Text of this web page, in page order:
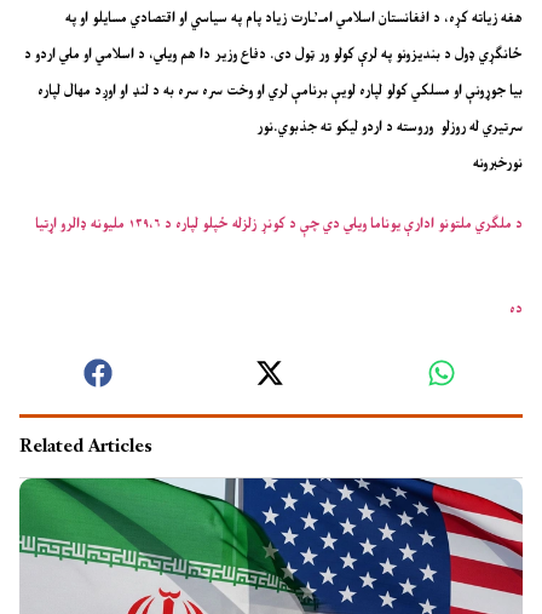
هغه زیاته کړه، د افغانستان اسلامي امـ’ـارت زیاد پام په سیاسي او اقتصادي مسایلو او په
ځانګړي ډول د بندیزونو په لرې کولو ور ټول دی. دفاع وزیر دا هم ویلي، د اسلامي او ملي اردو د
بیا جوړونې او مسلکي کولو لپاره لویې برنامې لري او وخت سره سره به د لنډ او اوږد مهال لپاره
سرتیري له روزلو وروسته د اردو لیکو ته جذبوي.نور
نورخبرونه
د ملګري ملتونو ادارې یوناما ویلي دي چې د کونړ زلزله ځپلو لپاره د ۱۳۹،۶ ملیونه ډالرو اړتیا
ده
Related Articles